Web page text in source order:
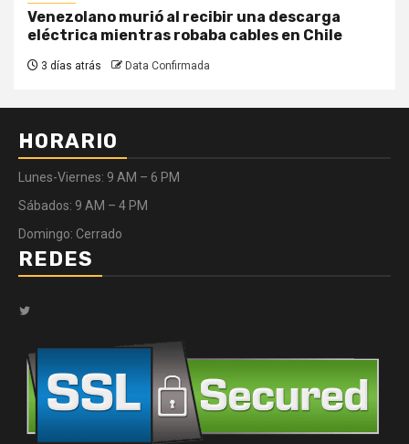
Venezolano murió al recibir una descarga
eléctrica mientras robaba cables en Chile
3 días atrás Data Confirmada
HORARIO
Lunes-Viernes: 9 AM – 6 PM
Sábados: 9 AM – 4 PM
Domingo: Cerrado
REDES
Twitter